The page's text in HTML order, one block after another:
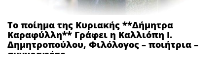
Το ποίημα της Κυριακής **Δήμητρα
Καραφύλλη** Γράφει η Καλλιόπη Ι.
Δημητροπούλου, Φιλόλογος – ποιήτρια –
συγγραφέας